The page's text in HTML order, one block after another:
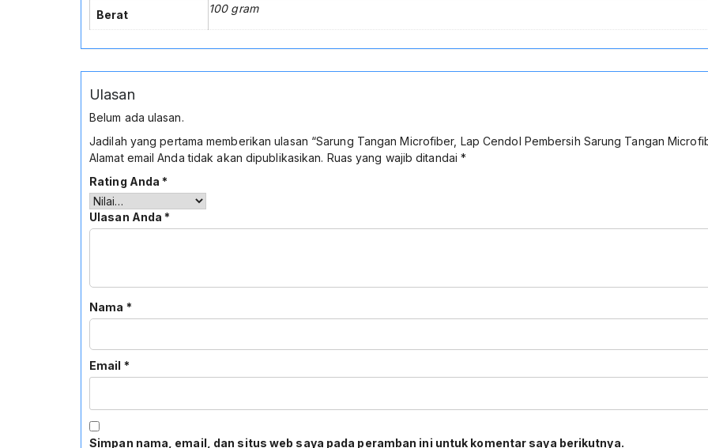
Berat 100 gram
Ulasan
Belum ada ulasan.
Jadilah yang pertama memberikan ulasan “Sarung Tangan Microfiber, Lap Cendol Pembersih Sarung Tangan
Alamat email Anda tidak akan dipublikasikan. Ruas yang wajib ditandai*
Rating Anda*
Ulasan Anda*
Nama *
Email *
Simpan nama, email, dan situs web saya pada peramban ini untuk komentar saya berikutnya.